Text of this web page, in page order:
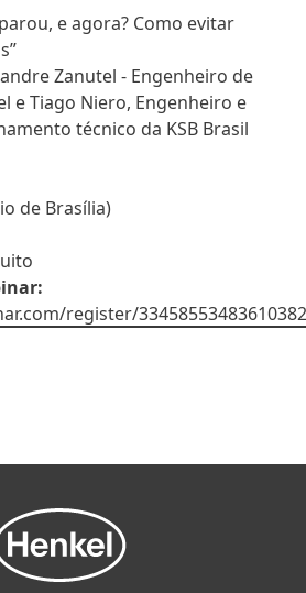
e agora? Como evitar
Zanutel - Engenheiro de
e Tiago Niero, Engenheiro e
técnico da KSB Brasil
de Brasília)
register/33458553483610382